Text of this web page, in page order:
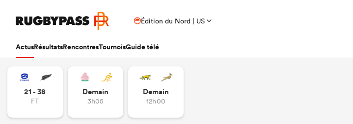
Édition du Nord | US
ActusRésultatsRencontresTournoisGuide télé
21 - 38
FT
Demain
3h05
Demain
12h00